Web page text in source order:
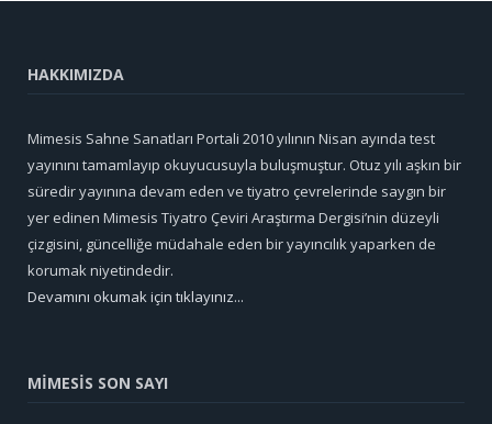
HAKKIMIZDA
Mimesis Sahne Sanatları Portali 2010 yılının Nisan ayında test
yayınını tamamlayıp okuyucusuyla buluşmuştur. Otuz yılı aşkın bir
süredir yayınına devam eden ve tiyatro çevrelerinde saygın bir
yer edinen Mimesis Tiyatro Çeviri Araştırma Dergisi’nin düzeyli
çizgisini, güncelliğe müdahale eden bir yayıncılık yaparken de
korumak niyetindedir.
Devamını okumak için tıklayınız...
MİMESİS SON SAYI